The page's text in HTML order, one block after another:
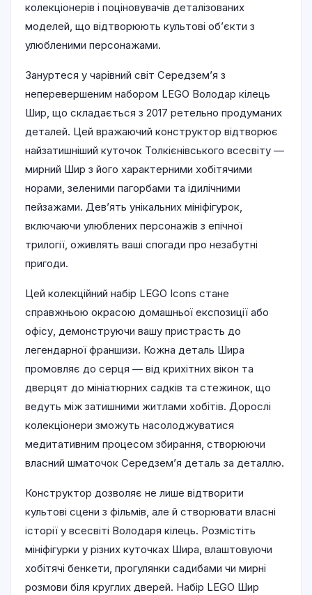
колекціонерів і поціновувачів деталізованих
моделей, що відтворюють культові об’єкти з
улюбленими персонажами.
Зануртеся у чарівний світ Середзем’я з
неперевершеним набором LEGO Володар кілець
Шир, що складається з 2017 ретельно продуманих
деталей. Цей вражаючий конструктор відтворює
найзатишніший куточок Толкієнівського всесвіту —
мирний Шир з його характерними хобітячими
норами, зеленими пагорбами та ідилічними
пейзажами. Дев’ять унікальних мініфігурок,
включаючи улюблених персонажів з епічної
трилогії, оживлять ваші спогади про незабутні
пригоди.
Цей колекційний набір LEGO Icons стане
справжньою окрасою домашньої експозиції або
офісу, демонструючи вашу пристрасть до
легендарної франшизи. Кожна деталь Шира
промовляє до серця — від крихітних вікон та
дверцят до мініатюрних садків та стежинок, що
ведуть між затишними житлами хобітів. Дорослі
колекціонери зможуть насолоджуватися
медитативним процесом збирання, створюючи
власний шматочок Середзем’я деталь за деталлю.
Конструктор дозволяє не лише відтворити
культові сцени з фільмів, але й створювати власні
історії у всесвіті Володаря кілець. Розмістіть
мініфігурки у різних куточках Шира, влаштовуючи
хобітячі бенкети, прогулянки садибами чи мирні
розмови біля круглих дверей. Набір LEGO Шир